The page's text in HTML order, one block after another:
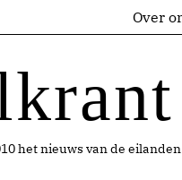
Over
het nieuws van de